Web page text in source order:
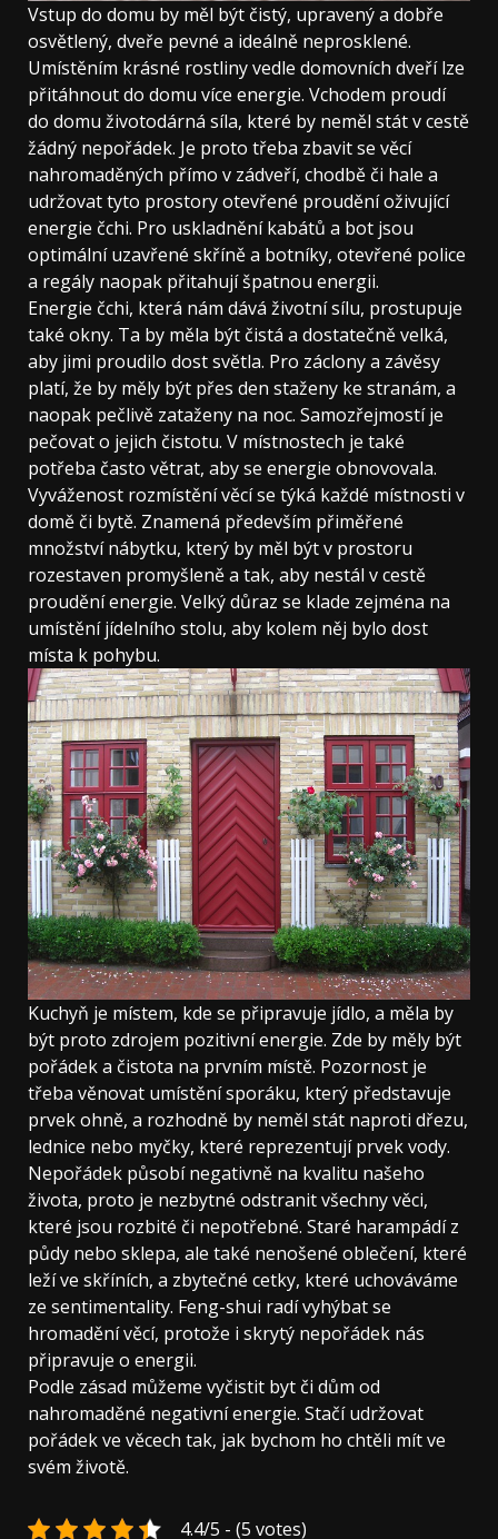
Vstup do domu by měl být čistý, upravený a dobře
osvětlený, dveře pevné a ideálně neprosklené.
Umístěním krásné rostliny vedle domovních dveří lze
přitáhnout do domu více energie. Vchodem proudí
do domu životodárná síla, které by neměl stát v cestě
žádný nepořádek. Je proto třeba zbavit se věcí
nahromaděných přímo v zádveří, chodbě či hale a
udržovat tyto prostory otevřené proudění oživující
energie čchi. Pro uskladnění kabátů a bot jsou
optimální uzavřené skříně a botníky, otevřené police
a regály naopak přitahují špatnou energii.
Energie čchi, která nám dává životní sílu, prostupuje
také okny. Ta by měla být čistá a dostatečně velká,
aby jimi proudilo dost světla. Pro záclony a závěsy
platí, že by měly být přes den staženy ke stranám, a
naopak pečlivě zataženy na noc. Samozřejmostí je
pečovat o jejich čistotu. V místnostech je také
potřeba často větrat, aby se energie obnovovala.
Vyváženost rozmístění věcí se týká každé místnosti v
domě či bytě. Znamená především přiměřené
množství nábytku, který by měl být v prostoru
rozestaven promyšleně a tak, aby nestál v cestě
proudění energie. Velký důraz se klade zejména na
umístění jídelního stolu, aby kolem něj bylo dost
místa k pohybu.
Kuchyň je místem, kde se připravuje jídlo, a měla by
být proto zdrojem pozitivní energie. Zde by měly být
pořádek a čistota na prvním místě. Pozornost je
třeba věnovat umístění sporáku, který představuje
prvek ohně, a rozhodně by neměl stát naproti dřezu,
lednice nebo myčky, které reprezentují prvek vody.
Nepořádek působí negativně na kvalitu našeho
života, proto je nezbytné odstranit všechny věci,
které jsou rozbité či nepotřebné. Staré harampádí z
půdy nebo sklepa, ale také nenošené oblečení, které
leží ve skříních, a zbytečné cetky, které uchováváme
ze sentimentality. Feng-shui radí vyhýbat se
hromadění věcí, protože i skrytý nepořádek nás
připravuje o energii.
Podle zásad můžeme vyčistit byt či dům od
nahromaděné negativní energie. Stačí udržovat
pořádek ve věcech tak, jak bychom ho chtěli mít ve
svém životě.
4.4/5 - (5 votes)